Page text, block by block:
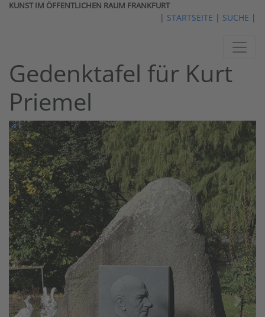
KUNST IM ÖFFENTLICHEN RAUM FRANKFURT
| STARTSEITE | SUCHE |
Gedenktafel für Kurt
Priemel
vorheriges